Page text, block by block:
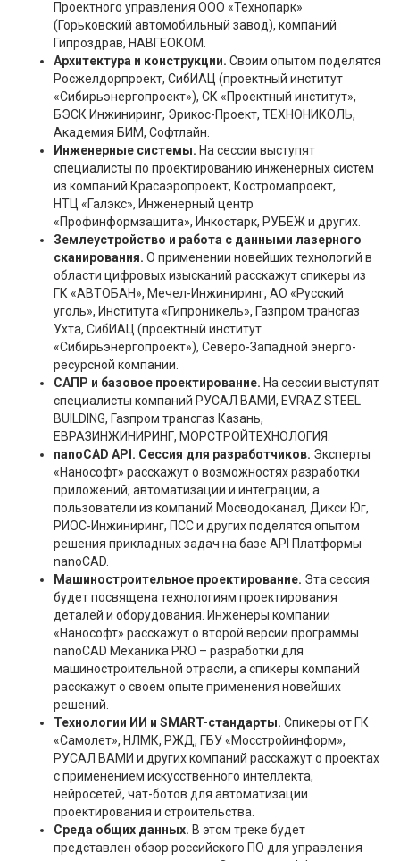
Проектного управления ООО «Технопарк»
(Горьковский автомобильный завод), компаний
Гипроздрав, НАВГЕОКОМ.
Архитектура и конструкции. Своим опытом поделятся
Росжелдорпроект, СибИАЦ (проектный институт
«Сибирьэнергопроект»), СК «Проектный институт»,
БЭСК Инжиниринг, Эрикос-Проект, ТЕХНОНИКОЛЬ,
Академия БИМ, Софтлайн.
Инженерные системы. На сессии выступят
специалисты по проектированию инженерных систем
из компаний Красаэропроект, Костромапроект,
НТЦ «Галэкс», Инженерный центр
«Профинформзащита», Инкостарк, РУБЕЖ и других.
Землеустройство и работа с данными лазерного
сканирования. О применении новейших технологий в
области цифровых изысканий расскажут спикеры из
ГК «АВТОБАН», Мечел-Инжиниринг, АО «Русский
уголь», Института «Гипроникель», Газпром трансгаз
Ухта, СибИАЦ (проектный институт
«Сибирьэнергопроект»), Северо-Западной энерго-
ресурсной компании.
САПР и базовое проектирование. На сессии выступят
специалисты компаний РУСАЛ ВАМИ, EVRAZ STEEL
BUILDING, Газпром трансгаз Казань,
ЕВРАЗИНЖИНИРИНГ, МОРСТРОЙТЕХНОЛОГИЯ.
nanoCAD API. Сессия для разработчиков. Эксперты
«Нанософт» расскажут о возможностях разработки
приложений, автоматизации и интеграции, а
пользователи из компаний Мосводоканал, Дикси Юг,
РИОС-Инжиниринг, ПСС и других поделятся опытом
решения прикладных задач на базе API Платформы
nanoCAD.
Машиностроительное проектирование. Эта сессия
будет посвящена технологиям проектирования
деталей и оборудования. Инженеры компании
«Нанософт» расскажут о второй версии программы
nanoCAD Механика PRO – разработки для
машиностроительной отрасли, а спикеры компаний
расскажут о своем опыте применения новейших
решений.
Технологии ИИ и SMART-стандарты. Спикеры от ГК
«Самолет», НЛМК, РЖД, ГБУ «Мосстройинформ»,
РУСАЛ ВАМИ и других компаний расскажут о проектах
с применением искусственного интеллекта,
нейросетей, чат-ботов для автоматизации
проектирования и строительства.
Среда общих данных. В этом треке будет
представлен обзор российского ПО для управления